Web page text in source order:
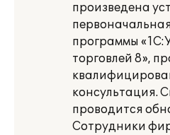
произведена
программы
торговлей 8»,
консультация.
проводится
Сотрудники